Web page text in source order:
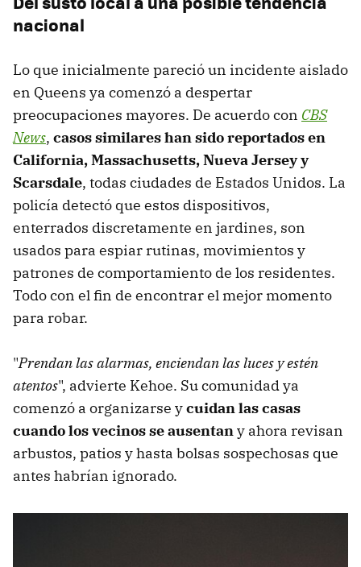
nacional
Lo que inicialmente pareció un incidente aislado
en Queens ya comenzó a despertar
preocupaciones mayores. De acuerdo con CBS
News, casos similares han sido reportados en
California, Massachusetts, Nueva Jersey y
Scarsdale, todas ciudades de Estados Unidos. La
policía detectó que estos dispositivos,
enterrados discretamente en jardines, son
usados para espiar rutinas, movimientos y
patrones de comportamiento de los residentes.
Todo con el fin de encontrar el mejor momento
para robar.
"Prendan las alarmas, enciendan las luces y estén
atentos", advierte Kehoe. Su comunidad ya
comenzó a organizarse ycuidan las casas
cuando los vecinos se ausentany ahora revisan
arbustos, patios y hasta bolsas sospechosas que
antes habrían ignorado.